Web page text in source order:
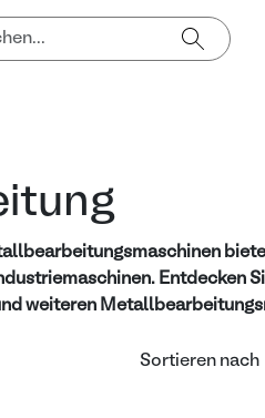
Entdecken
weiteren
Sortieren nach